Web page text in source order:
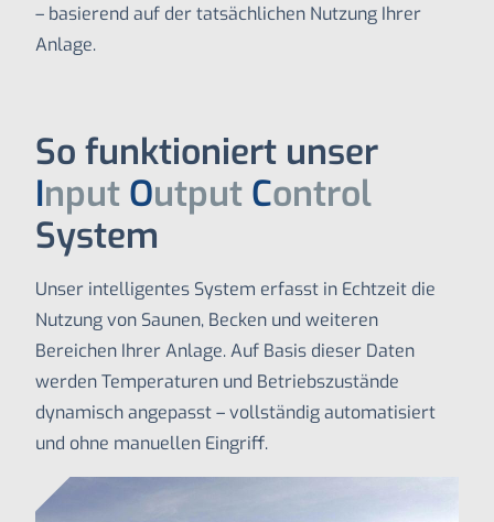
– basierend auf der tatsächlichen Nutzung Ihrer
Anlage.
So funktioniert unser
Input Output Control
System
Unser intelligentes System erfasst in Echtzeit die
Nutzung von Saunen, Becken und weiteren
Bereichen Ihrer Anlage. Auf Basis dieser Daten
werden Temperaturen und Betriebszustände
dynamisch angepasst – vollständig automatisiert
und ohne manuellen Eingriff.